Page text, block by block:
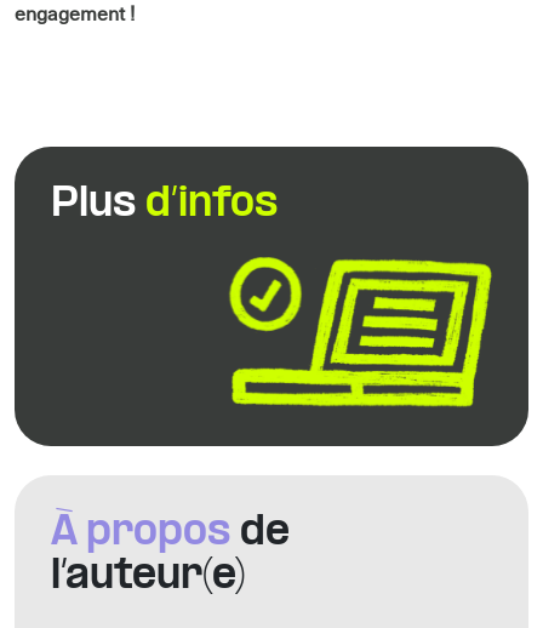
engagement !
Plus d’infos
À propos de
l’auteur(e)